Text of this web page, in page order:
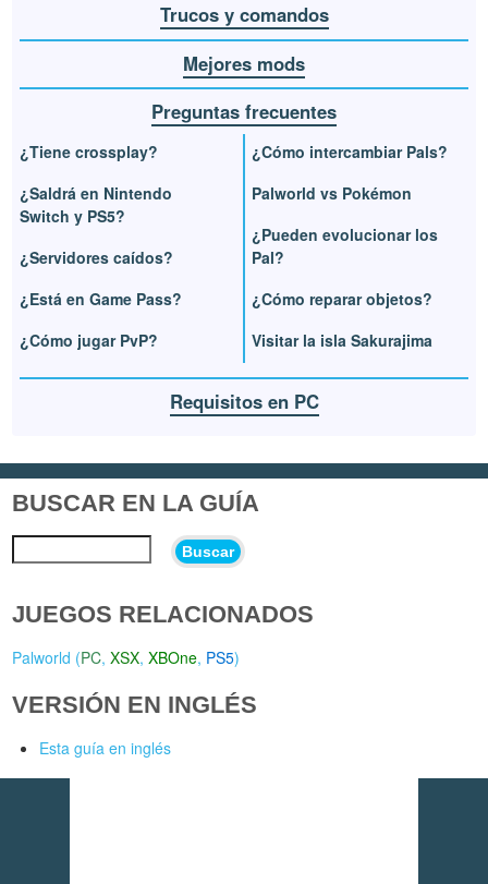
Trucos y comandos
Mejores mods
Preguntas frecuentes
¿Tiene crossplay?
¿Saldrá en Nintendo
Switch y PS5?
¿Servidores caídos?
¿Está en Game Pass?
¿Cómo jugar PvP?
¿Cómo intercambiar Pals?
Palworld vs Pokémon
¿Pueden evolucionar los
Pal?
¿Cómo reparar objetos?
Visitar la isla Sakurajima
Requisitos en PC
BUSCAR EN LA GUÍA
Buscar
JUEGOS RELACIONADOS
Palworld (PC,XSX,XBOne, PS5)
VERSIÓN EN INGLÉS
Esta guía en inglés